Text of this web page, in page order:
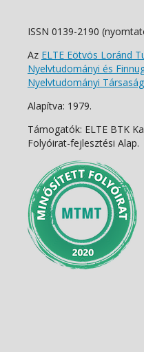
ISSN 0139-2190
Az ELTE Eötvös Loránd
Nyelvtudományi és
Nyelvtudományi Társaság
Alapítva: 1979.
Támogatók: ELTE BTK
Folyóirat-fejlesztési Alap.